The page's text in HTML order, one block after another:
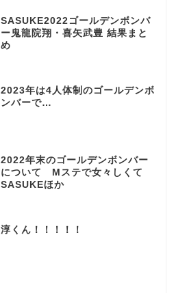
SASUKE2022ゴールデンボンバ
ー鬼龍院翔・喜矢武豊 結果まと
め
2023年は4人体制のゴールデンボ
ンバーで…
2022年末のゴールデンボンバー
について Mステで女々しくて
SASUKEほか
淳くん！！！！！